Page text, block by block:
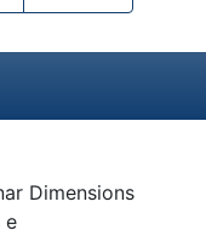
Dimensions
e